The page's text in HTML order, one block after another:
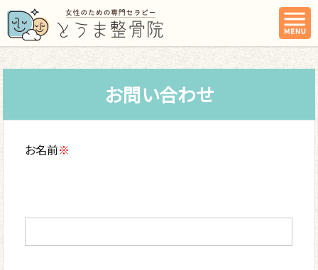
お問い合わせ
お名前※